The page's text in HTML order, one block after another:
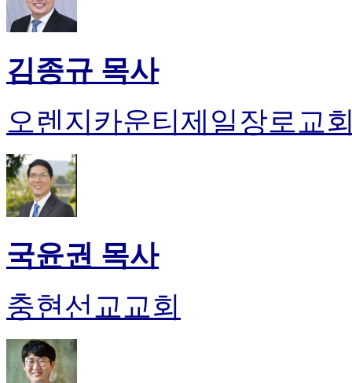
김종규 목사
오렌지카운티제일장로교
국윤권 목사
충현선교교회